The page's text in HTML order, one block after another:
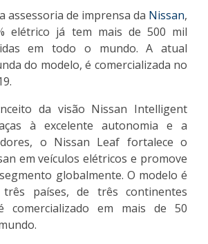
assessoria de imprensa da Nissan,
elétrico já tem mais de 500 mil
em todo o mundo. A atual
do modelo, é comercializada no
da visão Nissan Intelligent
à excelente autonomia e a
o Nissan Leaf fortalece o
em veículos elétricos e promove
globalmente. O modelo é
países, de três continentes
comercializado em mais de 50